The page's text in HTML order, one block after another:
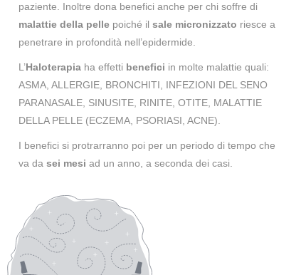
paziente. Inoltre dona benefici anche per chi soffre di
malattie della pelle poiché il sale micronizzato riesce a
penetrare in profondità nell’epidermide.
L’Haloterapia ha effetti benefici in molte malattie quali:
ASMA, ALLERGIE, BRONCHITI, INFEZIONI DEL SENO
PARANASALE, SINUSITE, RINITE, OTITE, MALATTIE
DELLA PELLE (ECZEMA, PSORIASI, ACNE).
I benefici si protrarranno poi per un periodo di tempo che
va da sei mesi ad un anno, a seconda dei casi.